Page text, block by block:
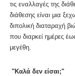
τις εναλλαγές της
διάθεσης είναι μια
διπολική διαταραχή
που διαρκεί ημέρες
μεγέθη.
"Καλά δεν είσαι;"